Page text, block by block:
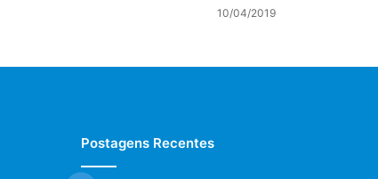
10/04/2019
Postagens Recentes